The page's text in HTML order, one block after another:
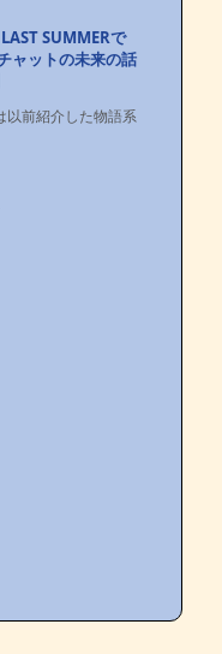
SUMMERで
ャットの未来の話
前紹介した物語系